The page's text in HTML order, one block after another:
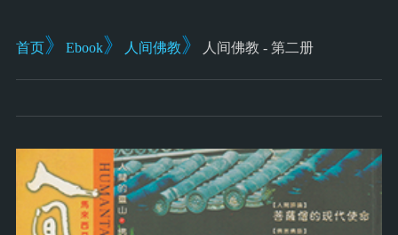
首页》 Ebook》 人间佛教》 人间佛教 - 第二册